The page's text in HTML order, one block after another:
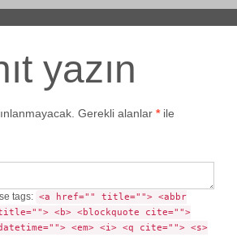
yazın
Gerekli alanlar *ile
tags: <a href="" title=""> <abbr
<b> <blockquote cite="">
<em> <i> <q cite=""> <s>